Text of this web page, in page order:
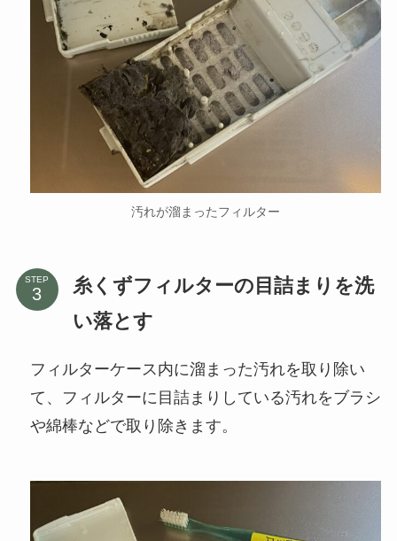
汚れが溜まったフィルター
STEP
糸くずフィルターの目詰まりを洗
い落とす
フィルターケース内に溜まった汚れを取り除い
て、フィルターに目詰まりしている汚れをブラシ
や綿棒などで取り除きます。